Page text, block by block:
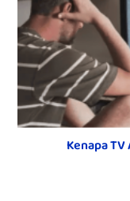
Kenapa